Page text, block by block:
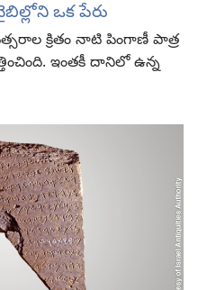
ఒక పేరు
క్రితం నాటి పింగాణీ పాత్ర
ఇంతకీ దానిలో ఉన్న